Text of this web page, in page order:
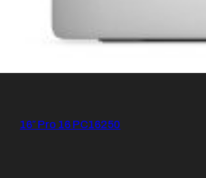
16″ Pro 16 PC16250